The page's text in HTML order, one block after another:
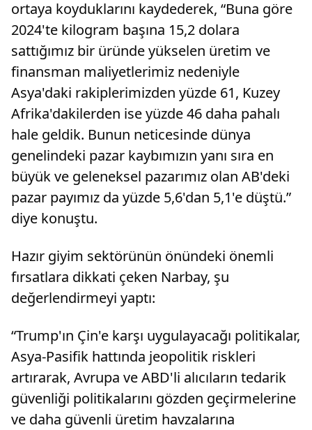
ortaya koyduklarını kaydederek, “Buna göre
2024'te kilogram başına 15,2 dolara
sattığımız bir üründe yükselen üretim ve
finansman maliyetlerimiz nedeniyle
Asya'daki rakiplerimizden yüzde 61, Kuzey
Afrika'dakilerden ise yüzde 46 daha pahalı
hale geldik. Bunun neticesinde dünya
genelindeki pazar kaybımızın yanı sıra en
büyük ve geleneksel pazarımız olan AB'deki
pazar payımız da yüzde 5,6'dan 5,1'e düştü.”
diye konuştu.
Hazır giyim sektörünün önündeki önemli
fırsatlara dikkati çeken Narbay, şu
değerlendirmeyi yaptı:
“Trump'ın Çin'e karşı uygulayacağı politikalar,
Asya-Pasifik hattında jeopolitik riskleri
artırarak, Avrupa ve ABD'li alıcıların tedarik
güvenliği politikalarını gözden geçirmelerine
ve daha güvenli üretim havzalarına